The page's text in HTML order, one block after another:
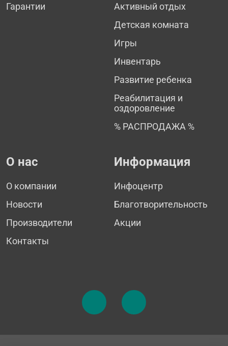
Гарантии
Активный отдых
Детская комната
Игры
Инвентарь
Развитие ребенка
Реабилитация и
оздоровление
% РАСПРОДАЖА %
О нас
О компании
Новости
Производители
Контакты
Информация
Инфоцентр
Благотворительность
Акции